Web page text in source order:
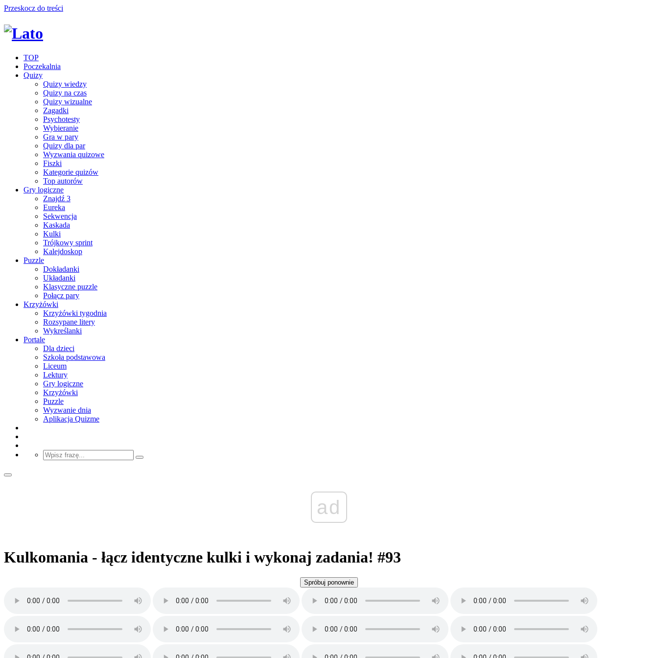
Przeskocz do treści
TOP
Poczekalnia
Quizy
Quizy wiedzy
Quizy na czas
Quizy wizualne
Zagadki
Psychotesty
Wybieranie
Gra w pary
Quizy dla par
Wyzwania quizowe
Fiszki
Kategorie quizów
Top autorów
Gry logiczne
Znajdź 3
Eureka
Sekwencja
Kaskada
Kulki
Trójkowy sprint
Kalejdoskop
Puzzle
Dokładanki
Układanki
Klasyczne puzzle
Połącz pary
Krzyżówki
Krzyżówki tygodnia
Rozsypane litery
Wykreślanki
Portale
Dla dzieci
Szkoła podstawowa
Liceum
Lektury
Gry logiczne
Krzyżówki
Puzzle
Wyzwanie dnia
Aplikacja Quizme
ad
Kulkomania - łącz identyczne kulki i wykonaj zadania! #93
Spróbuj ponownie